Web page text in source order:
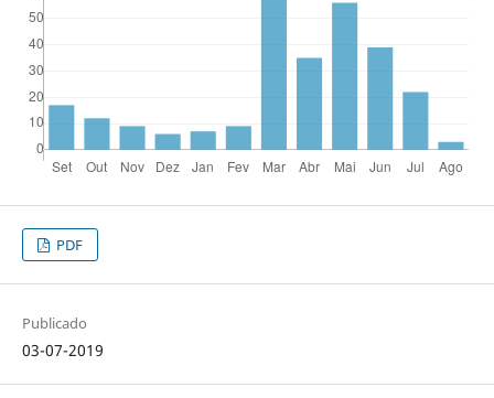
PDF
Publicado
03-07-2019